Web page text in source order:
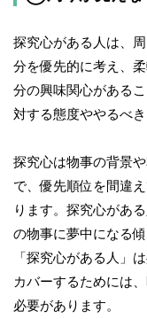
探究心がある人は、
分を優先的に考え、
分の興味関心がある
対する態度ややるべ
探究心は物事の背景
で、優先順位を間違
ります。探究心があ
の物事に夢中になる
「探究心がある人」
カバーするためには
必要があります。